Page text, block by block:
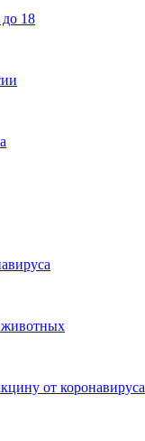
18
животных
от коронавируса